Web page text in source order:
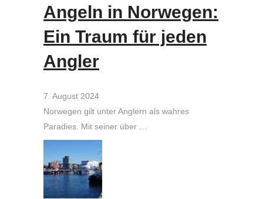
Angeln in Norwegen:
Ein Traum für jeden
Angler
7. August 2024
Norwegen gilt unter Anglern als wahres
Paradies. Mit seiner über …